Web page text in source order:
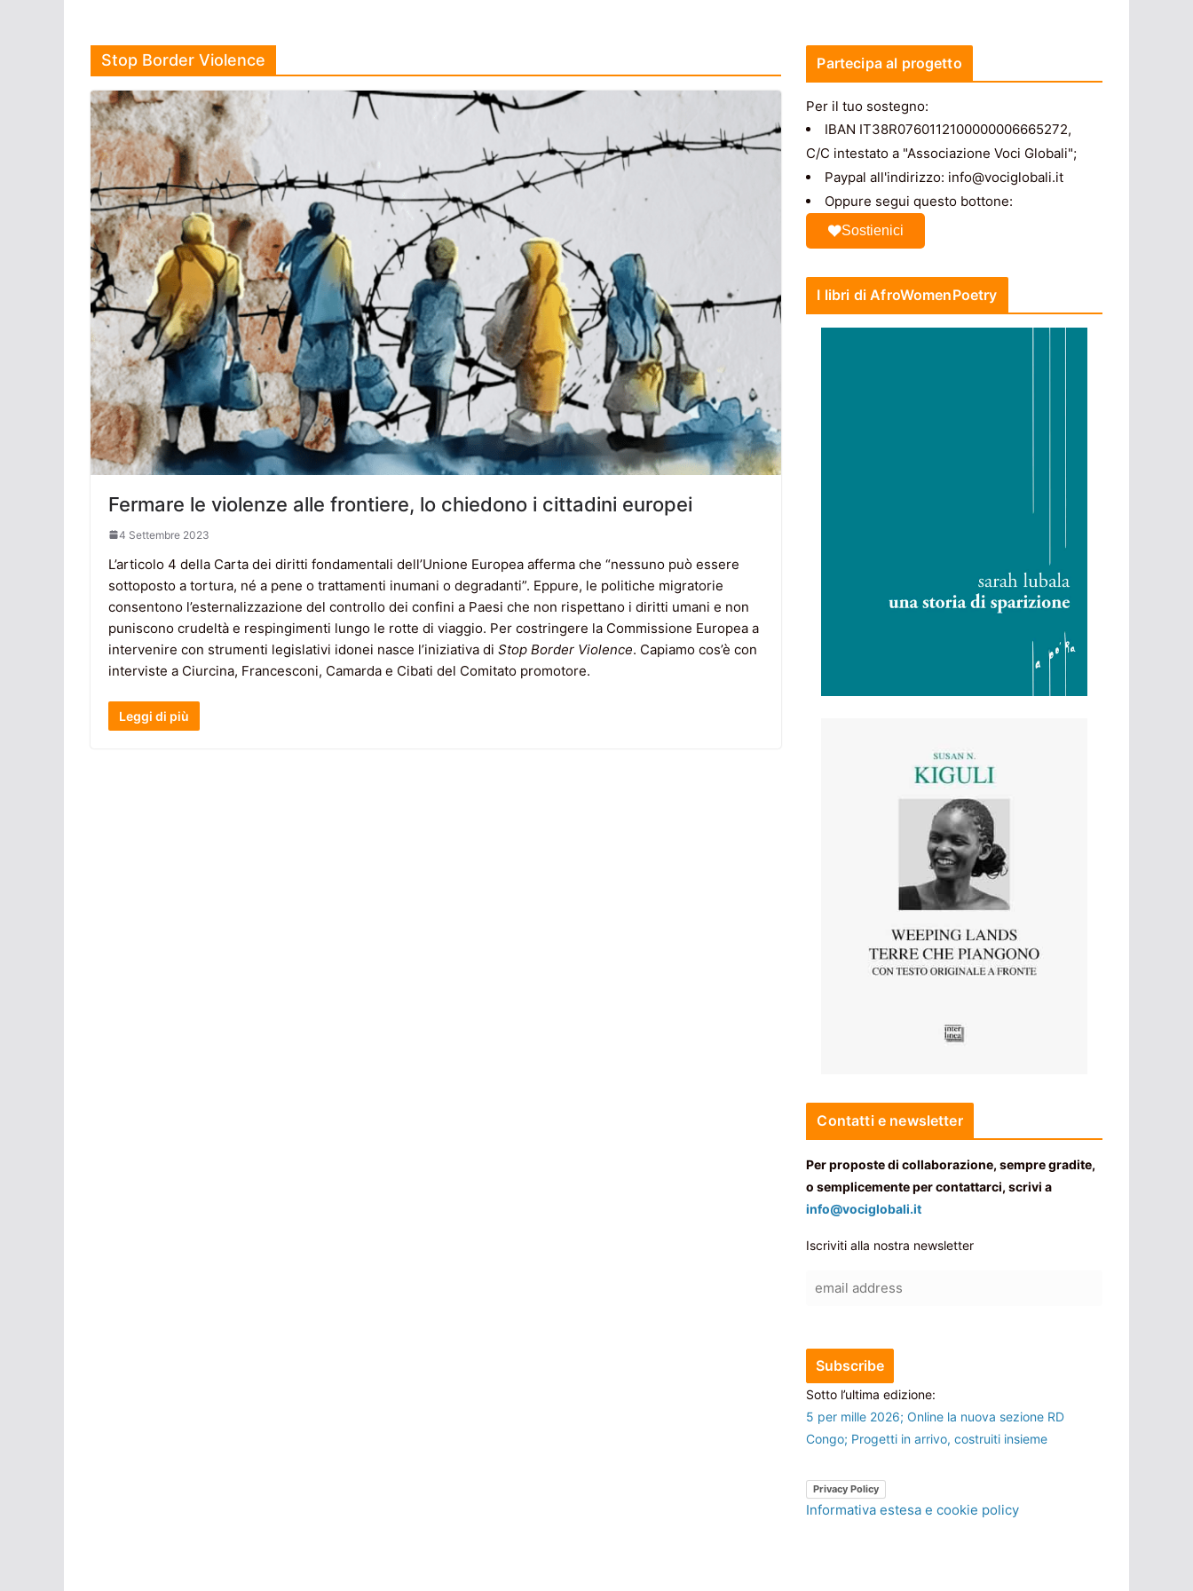
Stop Border Violence
Fermare le violenze alle frontiere, lo chiedono i cittadini europei
4 Settembre 2023
L’articolo 4 della Carta dei diritti fondamentali dell’Unione Europea afferma che “nessuno può essere
sottoposto a tortura, né a pene o trattamenti inumani o degradanti”. Eppure, le politiche migratorie
consentono l’esternalizzazione del controllo dei confini a Paesi che non rispettano i diritti umani e non
puniscono crudeltà e respingimenti lungo le rotte di viaggio. Per costringere la Commissione Europea a
intervenire con strumenti legislativi idonei nasce l’iniziativa di Stop Border Violence. Capiamo cos’è con
interviste a Ciurcina, Francesconi, Camarda e Cibati del Comitato promotore.
Leggi di più
Partecipa al progetto
Per il tuo sostegno:
IBAN IT38R0760112100000006665272,
C/C intestato a "Associazione Voci Globali";
Paypal all'indirizzo: info@vociglobali.it
Oppure segui questo bottone:
Sostienici
I libri di AfroWomenPoetry
Contatti e newsletter
Per proposte di collaborazione, sempre gradite,
o semplicemente per contattarci, scrivi a
info@vociglobali.it
Iscriviti alla nostra newsletter
Sotto l’ultima edizione:
5 per mille 2026; Online la nuova sezione RD
Congo; Progetti in arrivo, costruiti insieme
Privacy Policy
Informativa estesa e cookie policy